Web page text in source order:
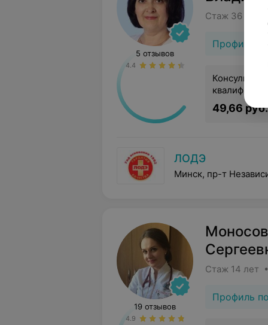
Стаж 36 лет
Профиль
5 отзывов
4.4
49,66 руб.
ЛОДЭ
Минск, пр-т
Стаж 14 лет
Профиль
19 отзывов
4.9